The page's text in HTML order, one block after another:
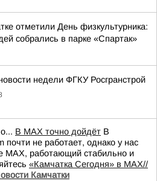
отметили День физкультурника:
собрались в парке «Спартак»
недели ФГКУ Росгранстрой
В MAX точно дойдёт В
почти не работает, однако у нас
MAX, работающий стабильно и
«Камчатка Сегодня» в MAX//
Камчатки